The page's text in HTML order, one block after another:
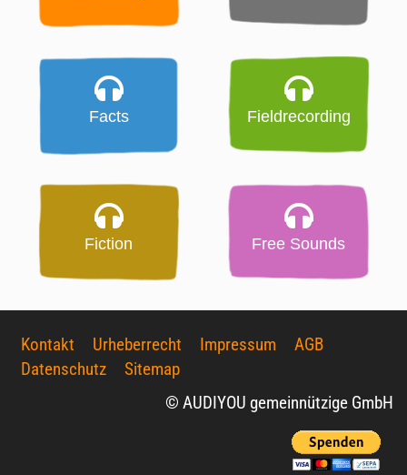
Facts Fieldrecording
Fiction Free Sounds
Kontakt Urheberrecht Impressum
AGB
Datenschutz
Sitemap
© AUDIYOU gemeinnützige GmbH